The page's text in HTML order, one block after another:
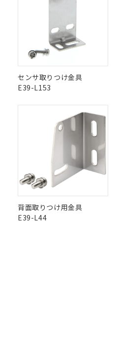
センサ取りつけ金具
E39-L153
背面取りつけ用金具
E39-L44
業取扱商品の中には、
象外となる商品もある
ださい。
標準価格照会結果は、
新日時点での社内デー
されるものであり、閲
の実際の在庫および標
および標準価格はお客
またはお客様担当のオ
販売店・当社販売員に
器販売店や当社販売拠
トワーク
」をご確認
標準価格結果を当社の
第三者に漏洩または開
願いします。
いただくには、I-Web
登録されている必要が
ブサイト上で当社にご
リストについて、当社
同利用者が、当社の製
な範囲で利用すること
。
者とは、
して"
い商品です。
り、非含有部品として
と判明した場合などや
があります。
(Hg) 1000ppm以下、 カド
リ臭化ジフェニルエーテル類
タル酸ビス(2-エチルヘキシ
以下、フタル酸ブチ
以下、フタル酸ジブチル
フタル酸ジイソブチル
視および制御機器に対する
質については閾値を超える意
認しています。
況などにより、予定
ウンロード
ダウンロードするこ
）の非含有証明書
（当社基準）
を示します。
含有率が中国RoHSの
ことを示します。
当社販売部門へお問
(GB/T26572)：
) : 1000ppm、 Cd(カドミウ
、 PBBs(ポリ臭化ビフェ
ポリ臭化ジフェニルエーテ
1000ppm、 DIBP(フタル酸ジ
フタル酸ブチルベンジ
ルヘキシル)) : 1000ppm
限
示します。
況下において有害物
します。
当社販売部門へお問
貴社製品のうち、外国
貿易法に定める商品
等」という）を輸出
提供する場合は、日本
可(または役務取引許
を破棄する場合は、完
ど、違法に輸出されな
段を講じます。
を、核兵器、ミサイ
生物兵器またはその他
らの製造装置等に一切
ん。
品を第三者に販売する
します。また当社は、
売に係わる関係者が違
それがある場合は、取
せん。
の在庫あり
満たないが在庫あり
新の在庫状況につ
客様のお取引先、ま
担当のオムロン制御
・当社販売員にご確
していない機種